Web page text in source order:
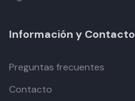
Información y Contacto
Preguntas frecuentes
Contacto